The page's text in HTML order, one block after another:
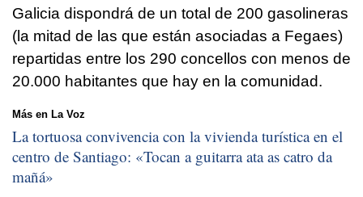
Galicia dispondrá de un total de 200 gasolineras
(la mitad de las que están asociadas a Fegaes)
repartidas entre los 290 concellos con menos de
20.000 habitantes que hay en la comunidad.
Más en La Voz
La tortuosa convivencia con la vivienda turística en el
centro de Santiago: «Tocan a guitarra ata as catro da
mañá»